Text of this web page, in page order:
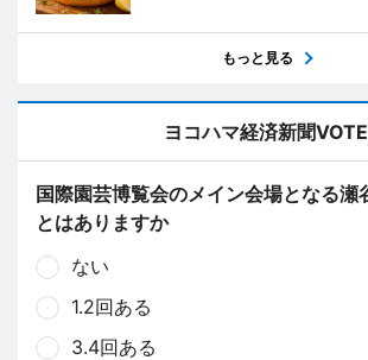
もっと見る
ヨコハマ経済新聞VOTE
国際園芸博覧会のメイン会場となる瀬
とはありますか
ない
1.2回ある
3.4回ある